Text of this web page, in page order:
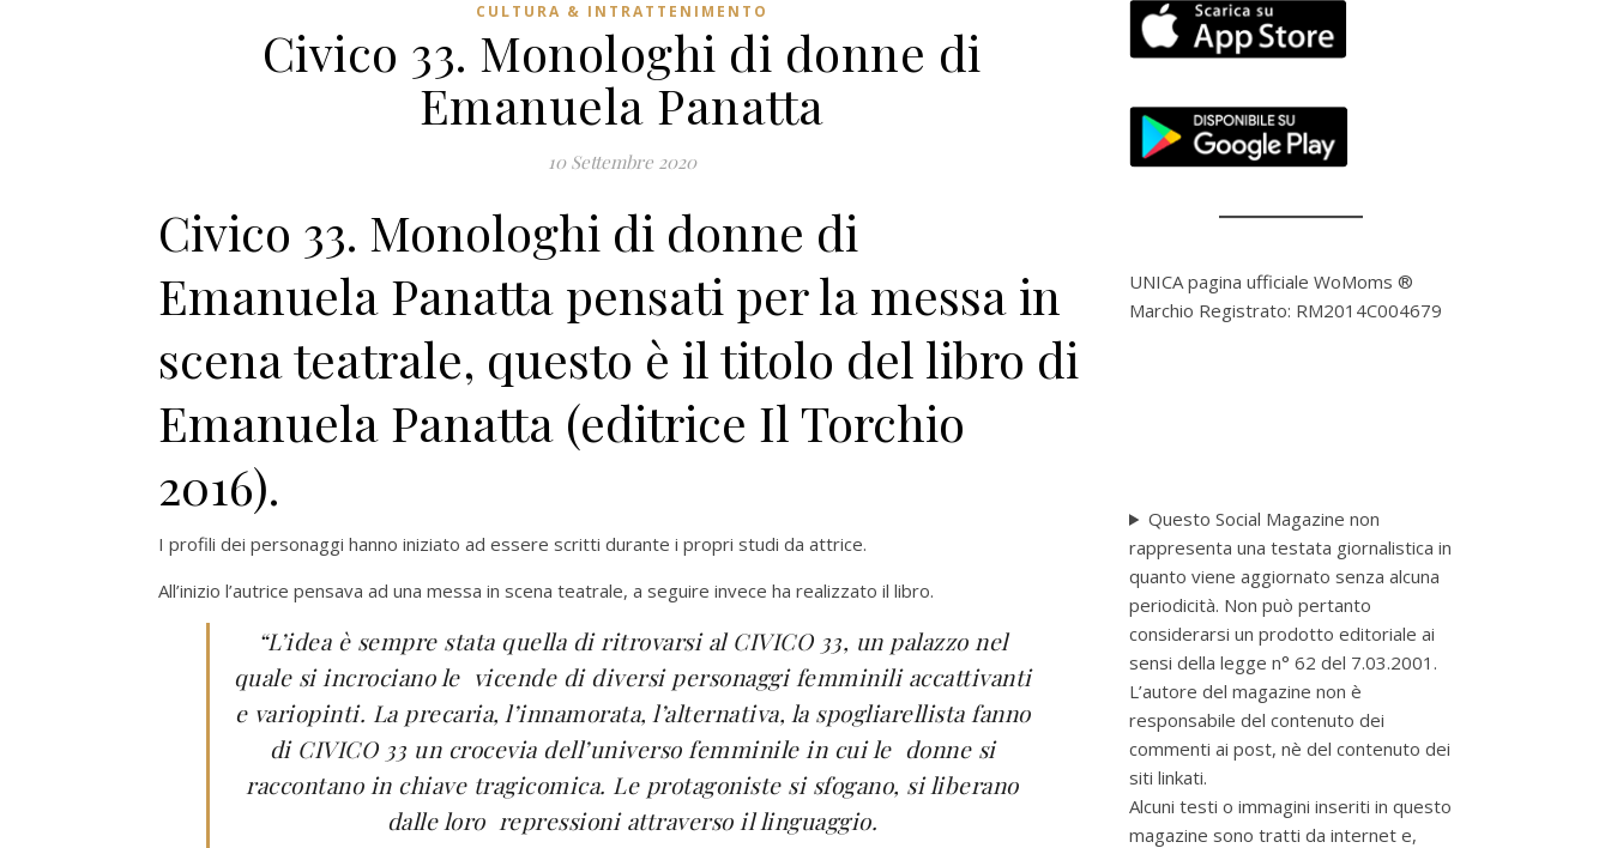
CULTURA & INTRATTENIMENTO
Civico 33. Monologhi di donne di
Emanuela Panatta
10 Settembre 2020
Civico 33. Monologhi di donne di
Emanuela Panatta pensati per la messa in
scena teatrale, questo è il titolo del libro di
Emanuela Panatta (editrice Il Torchio
2016).
I profili dei personaggi hanno iniziato ad essere scritti durante i propri studi da attrice.
All’inizio l’autrice pensava ad una messa in scena teatrale, a seguire invece ha realizzato il libro.
“L’idea è sempre stata quella di ritrovarsi al CIVICO 33, un palazzo nel
quale si incrociano le vicende di diversi personaggi femminili accattivanti
e variopinti. La precaria, l’innamorata, l’alternativa, la spogliarellista fanno
di CIVICO 33 un crocevia dell’universo femminile in cui le donne si
raccontano in chiave tragicomica. Le protagoniste si sfogano, si liberano
dalle loro repressioni attraverso il linguaggio.
UNICA pagina ufficiale WoMoms ®
Marchio Registrato: RM2014C004679
Questo Social Magazine non
rappresenta una testata giornalistica in
quanto viene aggiornato senza alcuna
periodicità. Non può pertanto
considerarsi un prodotto editoriale ai
sensi della legge n° 62 del 7.03.2001.
L’autore del magazine non è
responsabile del contenuto dei
commenti ai post, nè del contenuto dei
siti linkati.
Alcuni testi o immagini inseriti in questo
magazine sono tratti da internet e,